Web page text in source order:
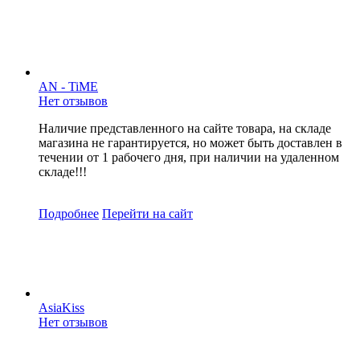
AN - TiME
Нет отзывов
Наличие представленного на сайте товара, на складе
магазина не гарантируется, но может быть доставлен в
течении от 1 рабочего дня, при наличии на удаленном
складе!!!
Подробнее Перейти на сайт
AsiaKiss
Нет отзывов